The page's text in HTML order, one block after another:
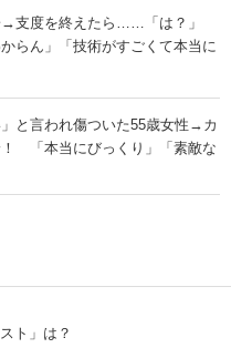
→支度を終えたら……「は？」
らん」「技術がすごくて本当に
」と言われ傷ついた55歳女性→カ
！ 「本当にびっくり」「素敵な
ト」は？